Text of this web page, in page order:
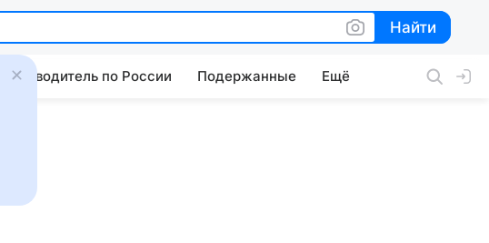
Найти
Найти
Путеводитель по России Подержанные Ещё